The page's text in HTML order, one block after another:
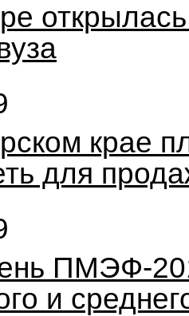
крае
для
ПМЭФ-
и